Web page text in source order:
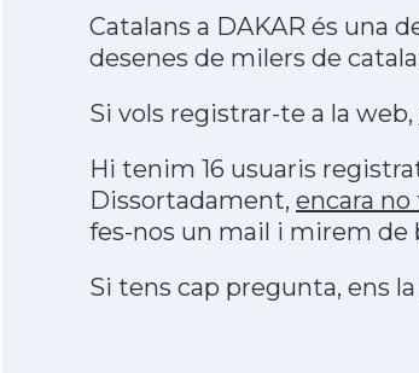
Catalans a DAKAR és una
desenes de milers de
Si vols registrar-te a la web,
Hi tenim 16 usuaris
Dissortadament, encara
fes-nos un mail i mirem de
Si tens cap pregunta, ens